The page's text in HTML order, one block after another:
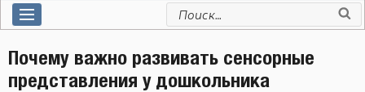
Искать:
Почему важно развивать сенсорные
представления у дошкольника